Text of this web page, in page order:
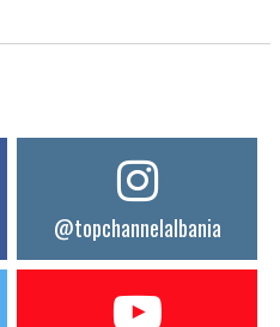
@topchannelalbania